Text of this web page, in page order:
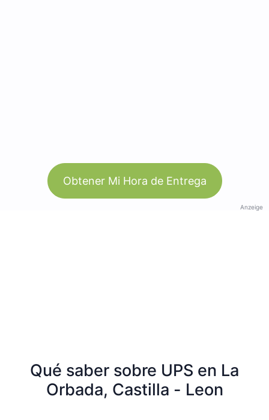
Obtener Mi Hora de Entrega
Anzeige
Qué saber sobre UPS en La
Orbada, Castilla - Leon